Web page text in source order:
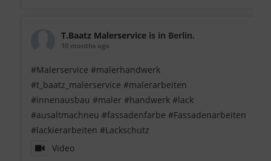
T.Baatz Malerservice is in Berlin.
10 months ago
#Malerservice #malerhandwerk
#t_baatz_malerservice #malerarbeiten
#innenausbau #maler #handwerk #lack
#ausaltmachneu #fassadenfarbe #Fassadenarbeiten
#lackierarbeiten #Lackschutz
Video